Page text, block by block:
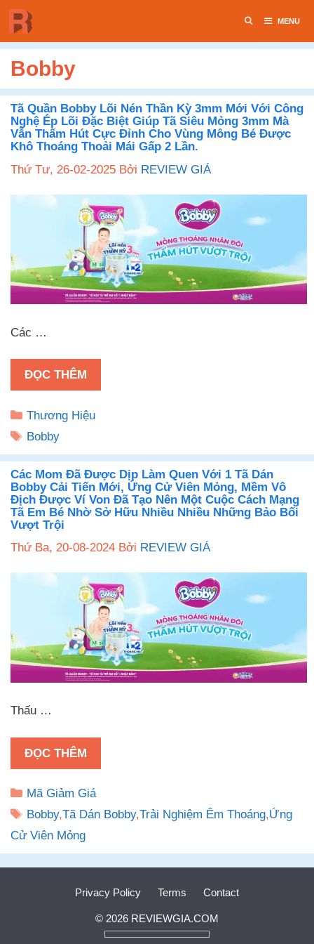
Chuyển
đến
nội
dung
MENU
Bobby
Tã Quần Bobby Lõi Nén Thần Kỳ 3mm Mới Với Công
Nghệ Ép Lõi Đặc Biệt Giúp Tã Siêu Mỏng 3mm Mà
Vẫn Thấm Hút Cực Đỉnh Cho Vùng Mông Bé Được
Khô Thoáng Thoải Mái Gấp 2 Lần.
Thứ Tư, 26-02-2025 Bởi REVIEW GIÁ
Các …
ĐỌC THÊM
Danh
mục
Thương Hiệu
Thẻ
Bobby
Các Mom Đã Được Dịp Làm Quen Với 1 Tã Dán
Bobby Cải Tiến Mới, Ứng Cử Viên Mỏng, Mềm Vô
Địch Được Ví Von Đã Tạo Nên Một Cuộc Cách Mạng
Tã Em Bé Nhờ Sở Hữu Nhiều Nhiều Những Bảo Bối
Vượt Trội
Thứ Ba, 20-08-2024 Bởi REVIEW GIÁ
Thấu …
ĐỌC THÊM
Danh
mục
Mã Giảm Giá
Thẻ
Bobby,Tã Dán Bobby,Trải Nghiệm Êm Thoáng,Ứng
Cử Viên Mỏng
Privacy Policy Terms Contact
© 2026 REVIEWGIA.COM